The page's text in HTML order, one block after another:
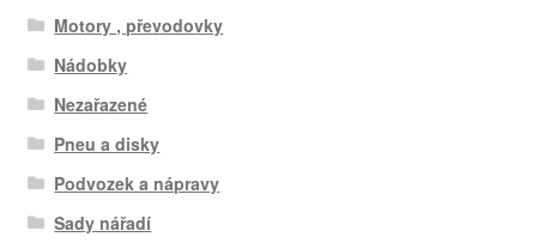
Motory , převodovky
Nádobky
Nezařazené
Pneu a disky
Podvozek a nápravy
Sady nářadí